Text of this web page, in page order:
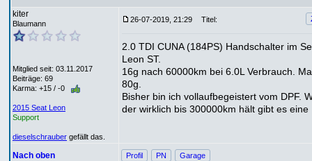
kiter
Blaumann
Mitglied seit: 03.11.2017
Beiträge: 69
Karma: +15 / -0
2015 Seat Leon
Support
dieselschrauber gefällt das.
26-07-2019, 21:29 Titel:
2.0 TDI CUNA (184PS) Handschalter im
Leon ST.
16g nach 60000km bei 6.0L Verbrauch.
80g.
Bisher bin ich vollaufbegeistert vom DPF.
der wirklich bis 300000km hält gibt es eine
Nach oben Profil PN Garage